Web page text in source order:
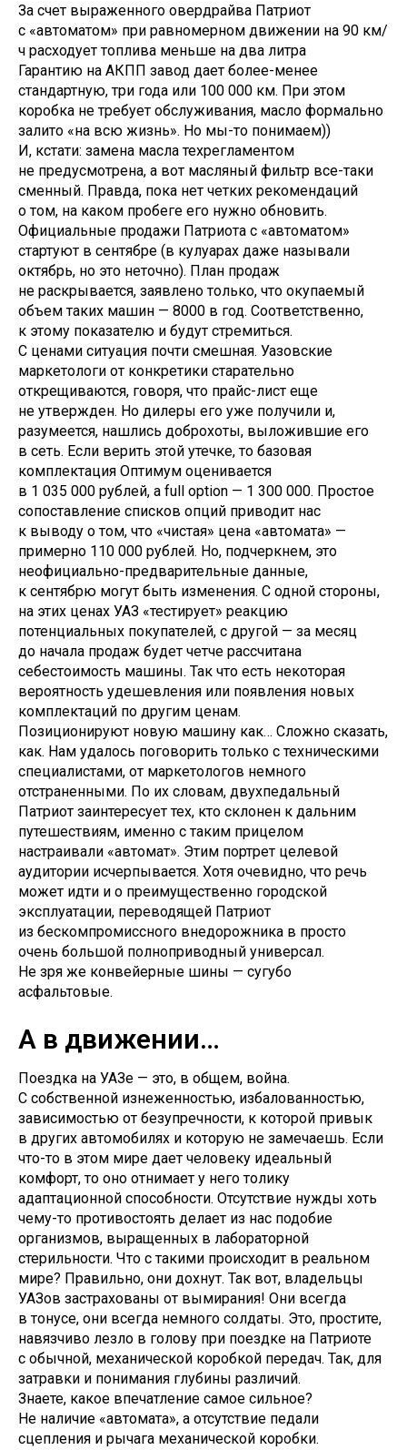
За счет выраженного овердрайва Патриот
с «автоматом» при равномерном движении на 90 км/
ч расходует топлива меньше на два литра
Гарантию на АКПП завод дает более-менее
стандартную, три года или 100 000 км. При этом
коробка не требует обслуживания, масло формально
залито «на всю жизнь». Но мы-то понимаем))
И, кстати: замена масла техрегламентом
не предусмотрена, а вот масляный фильтр все-таки
сменный. Правда, пока нет четких рекомендаций
о том, на каком пробеге его нужно обновить.
Официальные продажи Патриота с «автоматом»
стартуют в сентябре (в кулуарах даже называли
октябрь, но это неточно). План продаж
не раскрывается, заявлено только, что окупаемый
объем таких машин — 8000 в год. Соответственно,
к этому показателю и будут стремиться.
С ценами ситуация почти смешная. Уазовские
маркетологи от конкретики старательно
открещиваются, говоря, что прайс-лист еще
не утвержден. Но дилеры его уже получили и,
разумеется, нашлись доброхоты, выложившие его
в сеть. Если верить этой утечке, то базовая
комплектация Оптимум оценивается
в 1 035 000 рублей, а full option — 1 300 000. Простое
сопоставление списков опций приводит нас
к выводу о том, что «чистая» цена «автомата» —
примерно 110 000 рублей. Но, подчеркнем, это
неофициально-предварительные данные,
к сентябрю могут быть изменения. С одной стороны,
на этих ценах УАЗ «тестирует» реакцию
потенциальных покупателей, с другой — за месяц
до начала продаж будет четче рассчитана
себестоимость машины. Так что есть некоторая
вероятность удешевления или появления новых
комплектаций по другим ценам.
Позиционируют новую машину как… Сложно сказать,
как. Нам удалось поговорить только с техническими
специалистами, от маркетологов немного
отстраненными. По их словам, двухпедальный
Патриот заинтересует тех, кто склонен к дальним
путешествиям, именно с таким прицелом
настраивали «автомат». Этим портрет целевой
аудитории исчерпывается. Хотя очевидно, что речь
может идти и о преимущественно городской
эксплуатации, переводящей Патриот
из бескомпромиссного внедорожника в просто
очень большой полноприводный универсал.
Не зря же конвейерные шины — сугубо
асфальтовые.
А в движении…
Поездка на УАЗе — это, в общем, война.
С собственной изнеженностью, избалованностью,
зависимостью от безупречности, к которой привык
в других автомобилях и которую не замечаешь. Если
что-то в этом мире дает человеку идеальный
комфорт, то оно отнимает у него толику
адаптационной способности. Отсутствие нужды хоть
чему-то противостоять делает из нас подобие
организмов, выращенных в лабораторной
стерильности. Что с такими происходит в реальном
мире? Правильно, они дохнут. Так вот, владельцы
УАЗов застрахованы от вымирания! Они всегда
в тонусе, они всегда немного солдаты. Это, простите,
навязчиво лезло в голову при поездке на Патриоте
с обычной, механической коробкой передач. Так, для
затравки и понимания глубины различий.
Знаете, какое впечатление самое сильное?
Не наличие «автомата», а отсутствие педали
сцепления и рычага механической коробки.